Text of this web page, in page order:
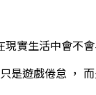
實生活中會不會
是遊戲倦怠 ，